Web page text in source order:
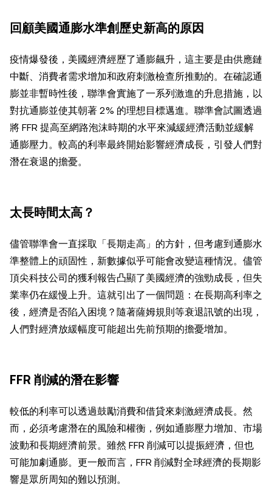
回顧美國通膨水準創歷史新高的原因
疫情爆發後，美國經濟經歷了通膨飆升，這主要是由供應鏈
中斷、消費者需求增加和政府刺激檢查所推動的。在確認通
膨並非暫時性後，聯準會實施了一系列激進的升息措施，以
對抗通膨並使其朝著 2% 的理想目標邁進。聯準會試圖透過
將 FFR 提高至網路泡沫時期的水平來減緩經濟活動並緩解
通膨壓力。較高的利率最終開始影響經濟成長，引發人們對
潛在衰退的擔憂。
太長時間太高？
儘管聯準會一直採取「長期走高」的方針，但考慮到通膨水
準整體上的頑固性，新數據似乎可能會改變這種情況。儘管
頂尖科技公司的獲利報告凸顯了美國經濟的強勁成長，但失
業率仍在緩慢上升。這就引出了一個問題：在長期高利率之
後，經濟是否陷入困境？隨著薩姆規則等衰退訊號的出現，
人們對經濟放緩幅度可能超出先前預期的擔憂增加。
FFR 削減的潛在影響
較低的利率可以透過鼓勵消費和借貸來刺激經濟成長。然
而，必須考慮潛在的風險和權衡，例如通膨壓力增加、市場
波動和長期經濟前景。雖然 FFR 削減可以提振經濟，但也
可能加劇通膨。更一般而言，FFR 削減對全球經濟的長期影
響是眾所周知的難以預測。